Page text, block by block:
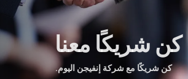
كن شريكًا معنا
كن شريكًا مع شركة إنفيجن اليوم.